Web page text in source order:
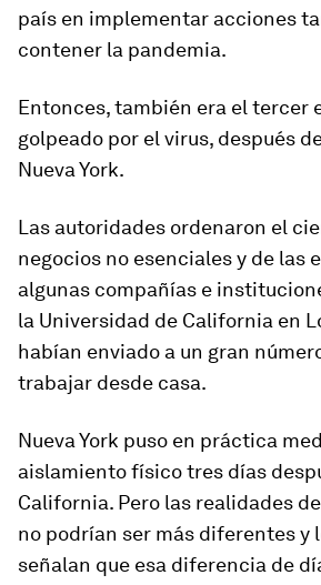
país en implementar acciones
contener la pandemia.
Entonces, también era el tercer
golpeado por el virus, después
Nueva York.
Las autoridades ordenaron el
negocios no esencialesy de las
algunas compañías e
la Universidad de California en
habían enviado a un gran
trabajar desde casa.
Nueva York puso en práctica
aislamiento físico tres días
California. Pero las realidades
no podrían ser más diferentesy
señalan que esa diferencia de